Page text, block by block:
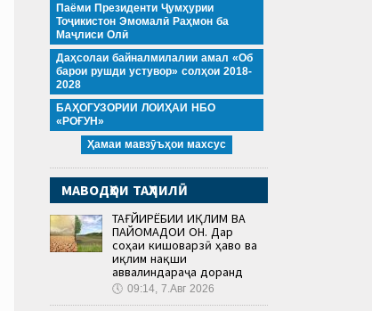
Паёми Президенти Ҷумҳурии
Тоҷикистон Эмомалӣ Раҳмон ба
Маҷлиси Олӣ
Даҳсолаи байналмилалии амал «Об
барои рушди устувор» солҳои 2018-
2028
БАҲОГУЗОРИИ ЛОИҲАИ НБО
«РОҒУН»
Ҳамаи мавзӯъҳои махсус
МАВОДҲОИ ТАҲЛИЛӢ
ТАҒЙИРЁБИИ ИҚЛИМ ВА
ПАЙОМАДҲОИ ОН. Дар
соҳаи кишоварзӣ ҳаво ва
иқлим нақши
аввалиндараҷа доранд
🕔 09:14, 7.Авг 2026